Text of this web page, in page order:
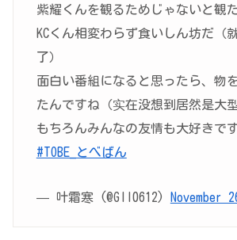
紫耀くんを観るためじゃないと観
KCくん相変わらず食いしん坊だ（
了）
面白い番組になると思ったら、物
たんですね（实在没想到居然是大
もちろんみんなの友情も大好きで
#TOBE_とべばん
— 叶霜寒 (@Gll0612) November